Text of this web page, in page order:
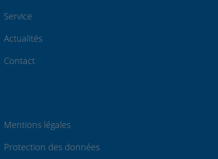
Service
Actualités
Contact
Mentions légales
Protection des données